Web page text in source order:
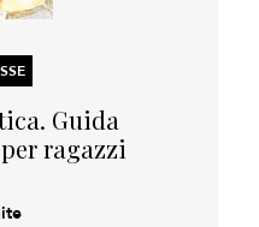
Guida
ragazzi